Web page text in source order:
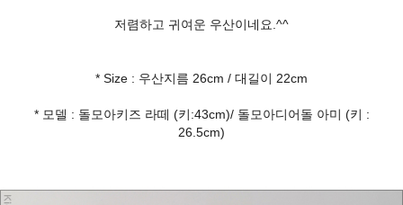
저렴하고 귀여운 우산이네요.^^
* Size : 우산지름 26cm / 대길이 22cm
* 모델 : 돌모아키즈 라떼 (키:43cm)/ 돌모아디어돌 아미 (키 :
26.5cm)